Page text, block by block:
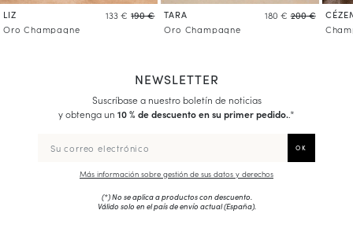
LIZ 133 € 190 €
Oro Champagne
TARA 180 € 200 €
Oro Champagne
NEWSLETTER
Suscríbase a nuestro boletín de noticias
y obtenga un 10 % de descuento en su primer pedido..*
Más información sobre gestión de sus datos y derechos
(*) No se aplica a productos con descuento.
Válido solo en el país de envío actual (España).